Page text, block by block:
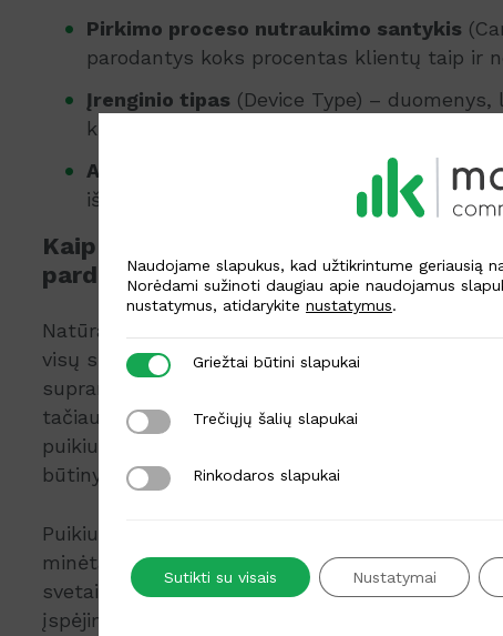
Pirkimo proceso nutraukimo santykis
parodantys koks procentas klientų taip ir
Įrenginio tipas (Device Type) –
kuriais dažniausiai naudojasi elektroninės
Atmetimo rodiklis
(Bounce Rate) –
išeina iš internetinės svetainės aplankę vos
Kaip visi šie duomenys gali padėti
parduotuvės našumą?
Natūralu, jog vienas iš pagrindinių verslo
visų sprendimų yra priimami augančių pajamų
supranta, jog kiekvienas su verslu susijęs
tačiau ir tinkamai pagrįstas. Šiuo atveju visi
puikiu įrankiu, padedančiu pabrėžti tam tikrų
būtinybę bei jų svarbą.
Puikiu pavyzdžiu galima laikyti išaugusį
minėta anksčiau, šis rodiklis parodo, kiek
svetainę aplankę vos vieną puslapį. Taigi,
įspėjimas, jog konkretus internetinės
Naudojame slapukus, kad užtikrintume geriausią
Norėdami sužinoti daugiau apie naudojamus
nustatymus, atidarykite nustatymus.
Griežtai būtini slapukai
Griežtai būtini slapukai
Trečiųjų šalių slapukai
Trečiųjų šalių slapukai
Rinkodaros slapukai
Rinkodaros slapukai
Sutikti su visais Nustatymai